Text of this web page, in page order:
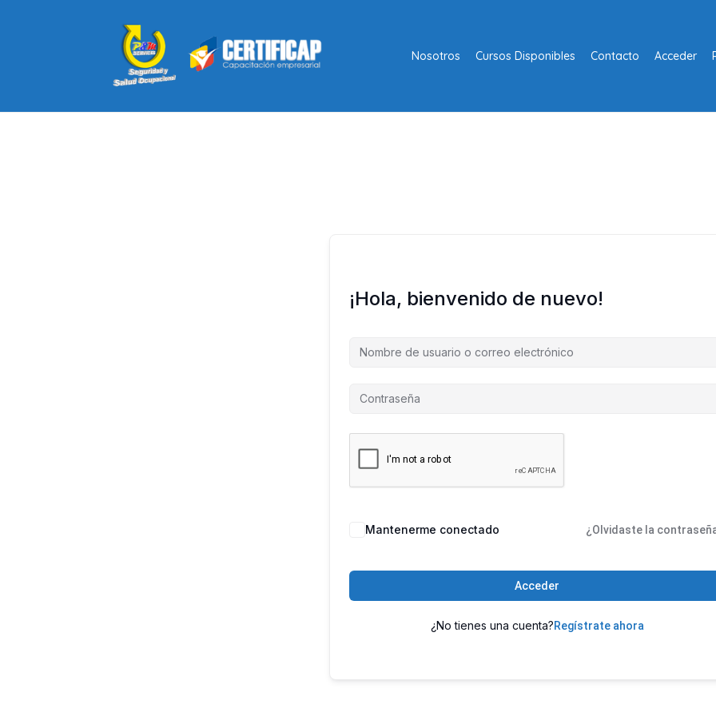
Nosotros Cursos Disponibles Contacto Acceder
¡Hola, bienvenido de nuevo!
Mantenerme conectado ¿Olvidaste la
Acceder
¿No tienes una cuenta?Regístrate ahora